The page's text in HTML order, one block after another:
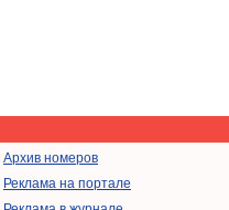
Архив номеров
Реклама на портале